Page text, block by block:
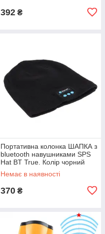
392 ₴
Портативна колонка ШАПКА з
bluetooth навушниками SPS
Hat BT True. Колір чорний
JR-10
Немає в наявності
370 ₴